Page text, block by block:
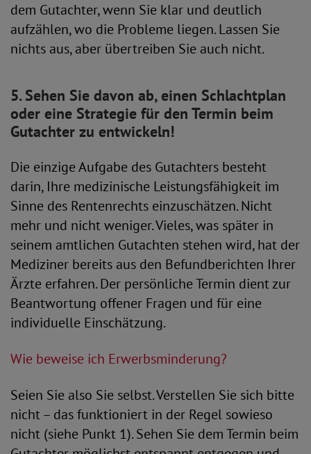
dem Gutachter, wenn Sie klar und deutlich
aufzählen, wo die Probleme liegen. Lassen Sie
nichts aus, aber übertreiben Sie auch nicht.
5. Sehen Sie davon ab, einen Schlachtplan
oder eine Strategie für den Termin beim
Gutachter zu entwickeln!
Die einzige Aufgabe des Gutachters besteht
darin, Ihre medizinische Leistungsfähigkeit im
Sinne des Rentenrechts einzuschätzen. Nicht
mehr und nicht weniger. Vieles, was später in
seinem amtlichen Gutachten stehen wird, hat der
Mediziner bereits aus den Befundberichten Ihrer
Ärzte erfahren. Der persönliche Termin dient zur
Beantwortung offener Fragen und für eine
individuelle Einschätzung.
Wie beweise ich Erwerbsminderung?
Seien Sie also Sie selbst. Verstellen Sie sich bitte
nicht – das funktioniert in der Regel sowieso
nicht (siehe Punkt 1). Sehen Sie dem Termin beim